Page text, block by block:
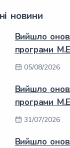
новини
Вийшло
програми
05/08/2026
Вийшло
програми
31/07/2026
Вийшло